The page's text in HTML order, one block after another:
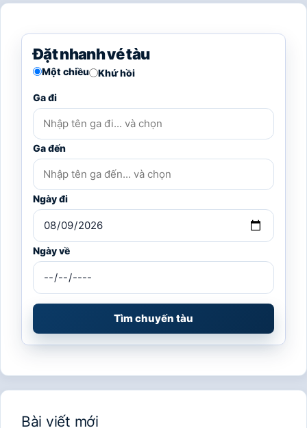
Đặt nhanh vé tàu
Một chiều Khứ hồi
Ga đi
Ga đến
Ngày đi
Ngày về
Tìm chuyến tàu
Bài viết mới